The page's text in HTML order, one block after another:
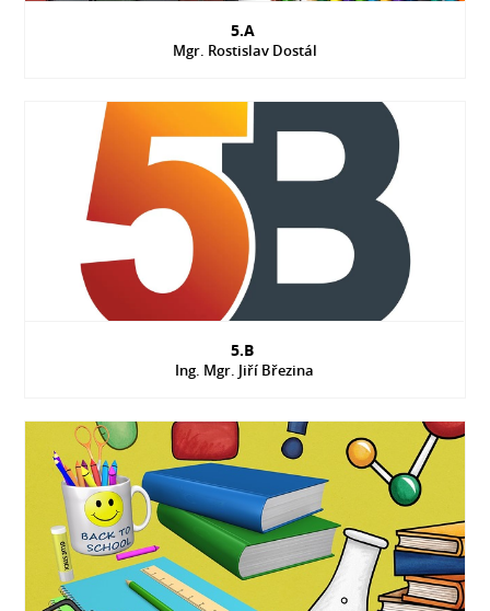
5.A
Mgr. Rostislav Dostál
5.B
Ing. Mgr. Jiří Březina